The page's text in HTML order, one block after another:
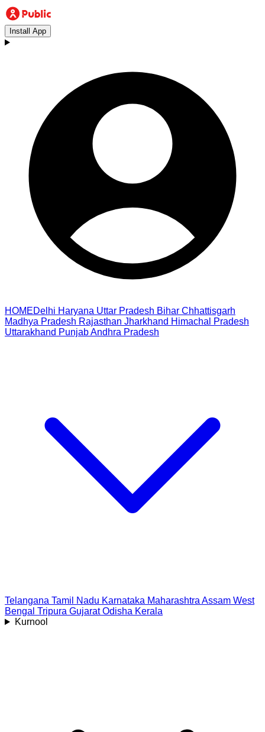
Install App
HOMEDelhi Haryana Uttar Pradesh Bihar Chhattisgarh
Madhya Pradesh Rajasthan Jharkhand Himachal Pradesh
Uttarakhand PunjabAndhra Pradesh
Telangana Tamil Nadu Karnataka Maharashtra Assam West
Bengal Tripura Gujarat Odisha Kerala
Kurnool